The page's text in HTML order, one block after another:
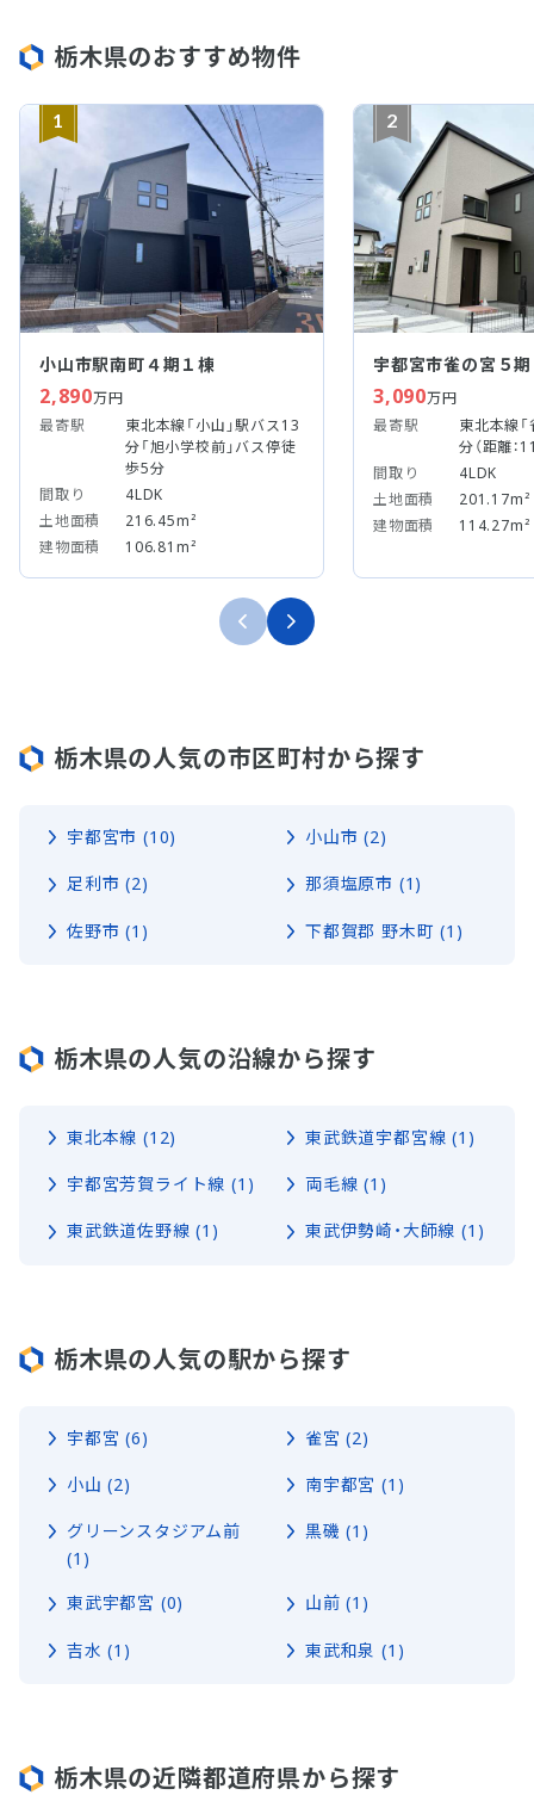
栃木県のおすすめ物件
1
小山市駅南町４期１棟
2,890万円
最寄駅
東北本線「小山」駅バス13
分「旭小学校前」バス停徒
歩5分
間取り
4LDK
土地面積
216.45m²
建物面積
106.81m²
2
宇都宮市雀の宮５
3,090万円
最寄駅
東北本線
分（距離：
間取り
4LDK
土地面積
201.17m²
建物面積
114.27m²
栃木県の人気の市区町村から探す
宇都宮市 (10) 小山市 (2)
足利市 (2) 那須塩原市 (1)
佐野市 (1) 下都賀郡 野木町 (1)
栃木県の人気の沿線から探す
東北本線 (12) 東武鉄道宇都宮線 (1)
宇都宮芳賀ライト線 (1) 両毛線 (1)
東武鉄道佐野線 (1) 東武伊勢崎・大師線 (1)
栃木県の人気の駅から探す
宇都宮 (6) 雀宮 (2)
小山 (2) 南宇都宮 (1)
グリーンスタジアム前
(1)
黒磯 (1)
東武宇都宮 (0) 山前 (1)
吉水 (1) 東武和泉 (1)
栃木県の近隣都道府県から探す